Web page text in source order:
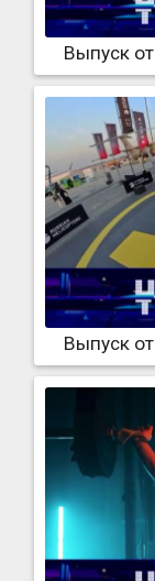
Выпуск
Выпуск